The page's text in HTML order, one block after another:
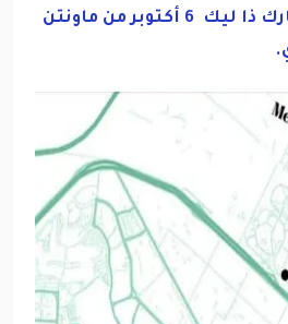
كمبوند ماونتن فيو بارك ذا ليك 6 أكتوبر من ماونتن